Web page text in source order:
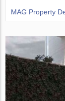
MAG Property